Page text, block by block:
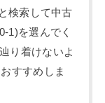
検索して中古
1)を選んでく
り着けないよ
すすめしま